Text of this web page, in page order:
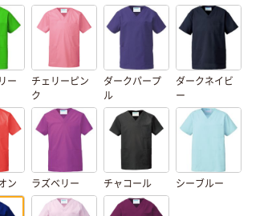
ー
チェリーピン
ク
ダークパープ
ル
ダークネイビ
ー
ン ラズベリー チャコール シーブルー